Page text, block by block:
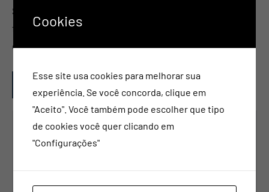
Se você quer ser infeliz, seja uma pessoa controladora A
forma mais certeira de ser infeliz é ser uma pessoa
controladora. Sócrates já disse isso, […]
MAURO PENNAFORT
Cookies
Esse site usa cookies para melhorar sua
experiência. Se você concorda, clique em
"Aceito". Você também pode escolher que tipo
de cookies você quer clicando em
"Configurações"